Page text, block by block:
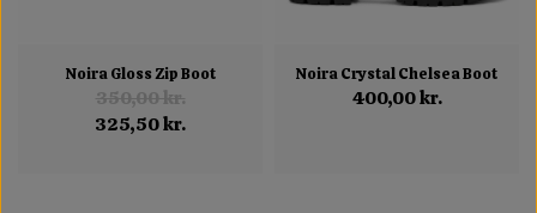
Noira Gloss Zip Boot
350,00 kr.
325,50 kr.
Noira Crystal Chelsea Boot
400,00 kr.